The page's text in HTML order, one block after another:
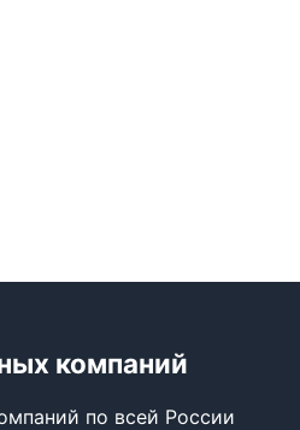
компаний
по всей России